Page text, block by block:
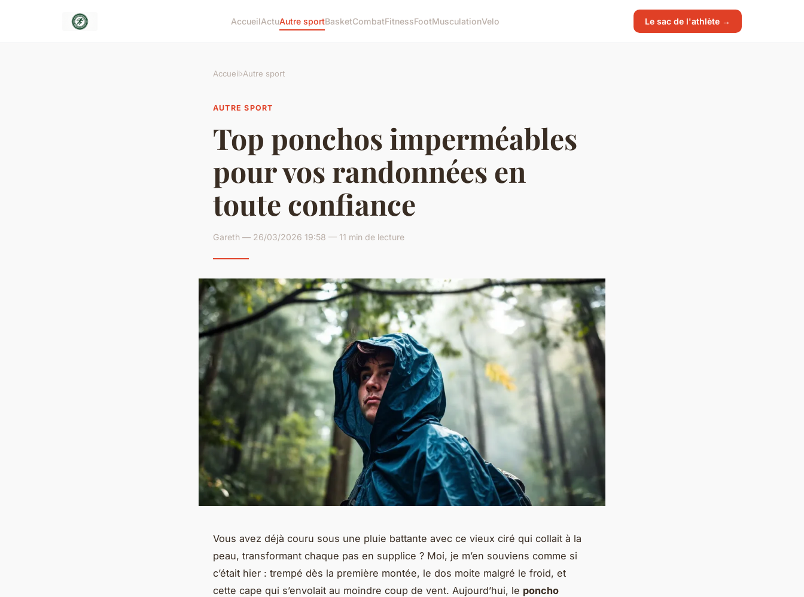
AccueilActuAutre sportBasketCombatFitnessFootMusculationVelo Le sac de l'athlète →
Accueil›Autre sport
AUTRE SPORT
Top ponchos imperméables
pour vos randonnées en
toute confiance
Gareth — 26/03/2026 19:58 — 11 min de lecture
Vous avez déjà couru sous une pluie battante avec ce vieux ciré qui collait à la
peau, transformant chaque pas en supplice ? Moi, je m’en souviens comme si
c’était hier : trempé dès la première montée, le dos moite malgré le froid, et
cette cape qui s’envolait au moindre coup de vent. Aujourd’hui, le poncho